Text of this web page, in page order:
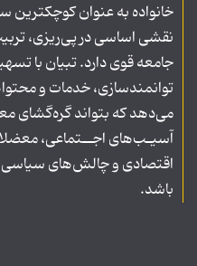
خانواده به عنوان
نقشی اساسی در پی‌ریزی،
جامعه قوی دارد. تبیان با
توانمندسازی، خدمات و
می‌دهد که بتواند گره‌گشای
آسیـب‌های اجــتماعی،
اقتصادی و چالش‌های سیاسی
باشد.